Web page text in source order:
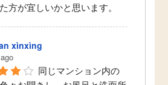
方が宜しいかと思います。
xìnxìng
同じマンション内の